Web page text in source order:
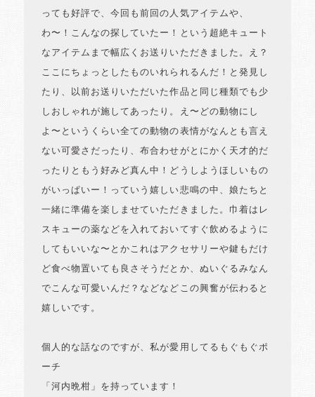
っても好評で、今回も前回の人気アイテムや、
わ〜！こんなの探していたー！という超絶キュート
なアイテムまで幅広くお送りいただきました。え？
ここにちょっとしたものいれられるんだ！と発見し
たり、以前お送りいただいた作品と同じ種類でも少
しおしゃれが施してあったり。え〜どの動物にし
よ〜というくらい全ての動物の表情がなんとも言え
ない可愛さだったり、布合わせがとにかく天才的だ
ったりともう好みど真ん中！どうしようほしいもの
がいっぱいー！っていう嬉しい悲鳴の中、娘たちと
一緒に準備を楽しませていただきました。巾着はレ
スキューの薬などを入れておいてすぐ飲めるように
してもいいな〜とかこれはアクセサリーや鍵もだけ
ど食べ物置いても良さそうだとか、ぬいぐるみなん
でこんな可愛いんだ？などなどこの興奮が伝わると
嬉しいです。
個人的な話なのですが、私が愛用してるもぐもぐポ
ーチ
「河内晩柑」を持っています！